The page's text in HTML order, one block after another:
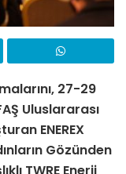
27-29
Uluslararası
ENEREX
Gözünden